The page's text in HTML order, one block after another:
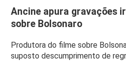
Ancine apura gravações
sobre Bolsonaro
Produtora do filme sobre
suposto descumprimento de